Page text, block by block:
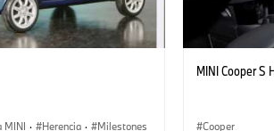
MINI · Herencia · Milestones
MINI Cooper S
Cooper